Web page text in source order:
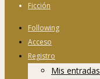
Ficción
Following
Acceso
Registro
Mis entradas